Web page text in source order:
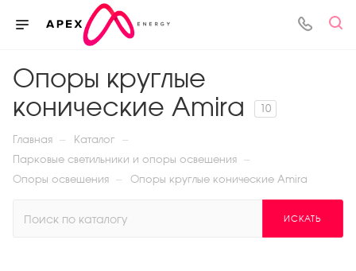
Опоры круглые
конические Amira
10
Главная — Каталог —
Парковые светильники и опоры освещения —
Опоры освещения — Опоры круглые конические Amira
ИСКАТЬ